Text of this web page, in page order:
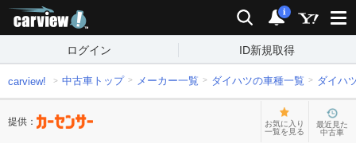
検索 通知
i
ログイン ID新規取得
carview! 中古車トップ メーカー一覧 ダイハツの車種一覧 ダイハ
提供：
お気に入り
一覧を見る
最近見た
中古車